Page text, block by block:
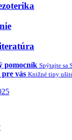
pomocník Spýtajte sa
vás Knižné tipy